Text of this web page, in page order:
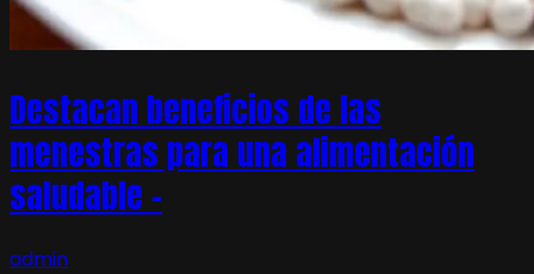
Destacan beneficios de las
menestras para una alimentación
saludable –
admin